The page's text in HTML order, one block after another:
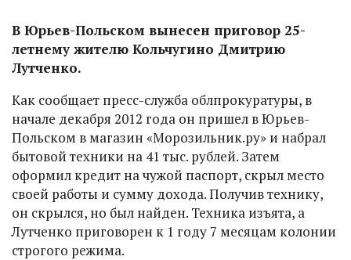
В Юрьев-Польском вынесен приговор 25-
летнему жителю Кольчугино Дмитрию
Лутченко.
Как сообщает пресс-служба облпрокуратуры, в
начале декабря 2012 года он пришел в Юрьев-
Польском в магазин «Морозильник.ру» и набрал
бытовой техники на 41 тыс. рублей. Затем
оформил кредит на чужой паспорт, скрыл место
своей работы и сумму дохода. Получив технику,
он скрылся, но был найден. Техника изъята, а
Лутченко приговорен к 1 году 7 месяцам колонии
строгого режима.